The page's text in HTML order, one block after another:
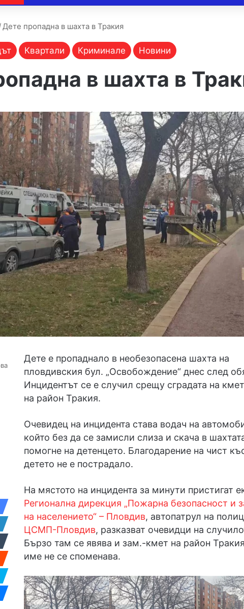
Дете пропадна в шахта в Тракия
Квартали Криминале Новини
в шахта в
Дете е пропаднало в необезопасена шахта на
пловдивския бул. „Освобождение“ днес след
Инцидентът се е случил срещу сградата на
на район Тракия.
Очевидец на инцидента става водач на
който без да се замисли слиза и скача в
помогне на детенцето. Благодарение на чист
детето не е пострадало.
На мястото на инцидента за минути пристигат
Регионална дирекция „Пожарна безопасност и
на населението“ – Пловдив, автопатрул на
ЦСМП-Пловдив, разказват очевидци на
Бързо там се явява и зам.-кмет на район
име не се споменава.